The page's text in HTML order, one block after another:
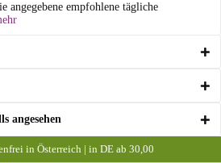
angegebene empfohlene tägliche
angesehen
in Österreich | in DE ab 30,00